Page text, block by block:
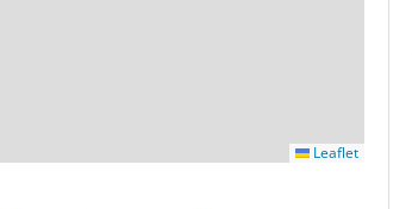
Leaflet